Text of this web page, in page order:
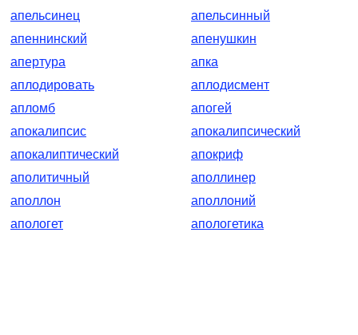
апельсинец
апельсинный
апеннинский
апенушкин
апертура
апка
аплодировать
аплодисмент
апломб
апогей
апокалипсис
апокалипсический
апокалиптический
апокриф
аполитичный
аполлинер
аполлон
аполлоний
апологет
апологетика